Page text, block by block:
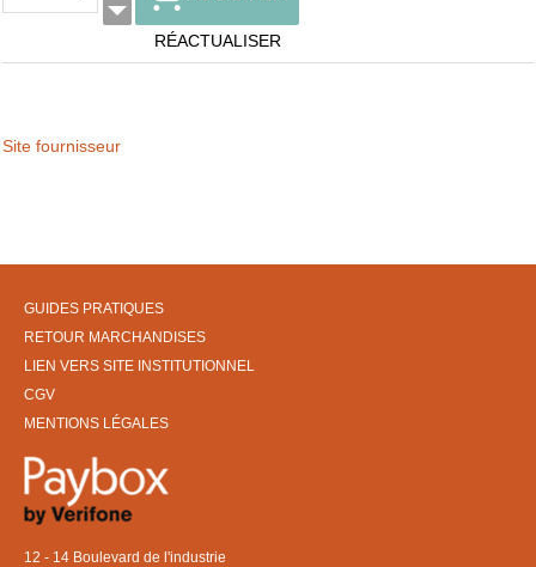
RÉACTUALISER
Site fournisseur
GUIDES PRATIQUES
RETOUR MARCHANDISES
LIEN VERS SITE INSTITUTIONNEL
CGV
MENTIONS LÉGALES
12 - 14 Boulevard de l'industrie